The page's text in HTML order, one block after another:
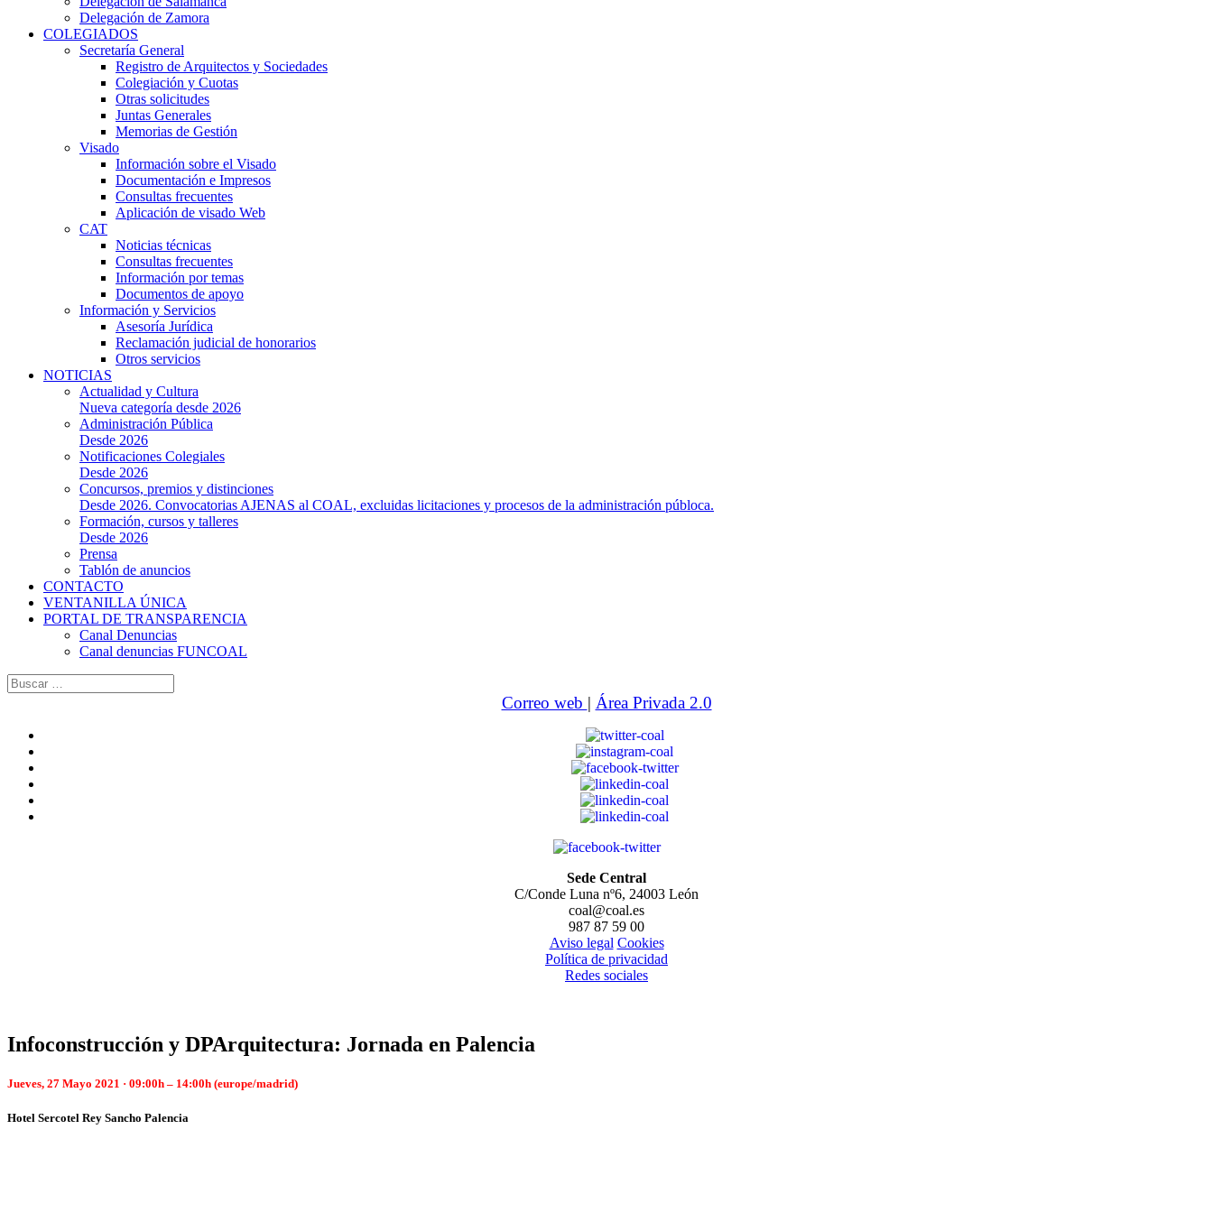
Delegación de Zamora
COLEGIADOS
Secretaría General
Registro de Arquitectos y Sociedades
Colegiación y Cuotas
Otras solicitudes
Juntas Generales
Memorias de Gestión
Visado
Información sobre el Visado
Documentación e Impresos
Consultas frecuentes
Aplicación de visado Web
CAT
Noticias técnicas
Consultas frecuentes
Información por temas
Documentos de apoyo
Información y Servicios
Asesoría Jurídica
Reclamación judicial de honorarios
Otros servicios
NOTICIAS
Actualidad y Cultura
Nueva categoría desde 2026
Administración Pública
Desde 2026
Notificaciones Colegiales
Desde 2026
Concursos, premios y distinciones
Desde 2026. Convocatorias AJENAS al COAL, excluidas licitaciones y procesos de la administración públoca.
Formación, cursos y talleres
Desde 2026
Prensa
Tablón de anuncios
CONTACTO
VENTANILLA ÚNICA
PORTAL DE TRANSPARENCIA
Canal Denuncias
Canal denuncias FUNCOAL
Buscar:
Correo web | Área Privada 2.0
Sede Central
C/Conde Luna nº6, 24003 León
coal@coal.es
987 87 59 00
Aviso legal Cookies
Política de privacidad
Redes sociales
Infoconstrucción y DPArquitectura: Jornada en Palencia
Jueves, 27 Mayo 2021 · 09:00h – 14:00h (europe/madrid)
Hotel Sercotel Rey Sancho Palencia